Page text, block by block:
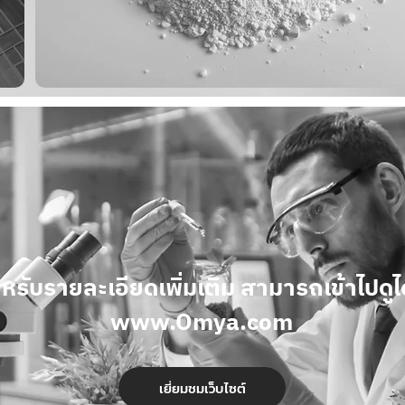
รับรายละเอียดเพิ่มเติม สามารถเข้าไปดู
www.Omya.com
เยี่ยมชมเว็บไซต์